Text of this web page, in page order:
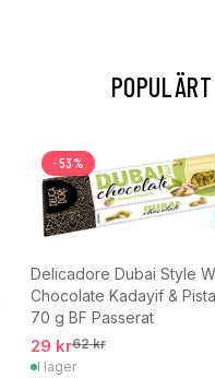
-53%
Delicadore Dubai Style
Chocolate Kadayif &
70 g BF Passerat
29 kr62 kr
I lager